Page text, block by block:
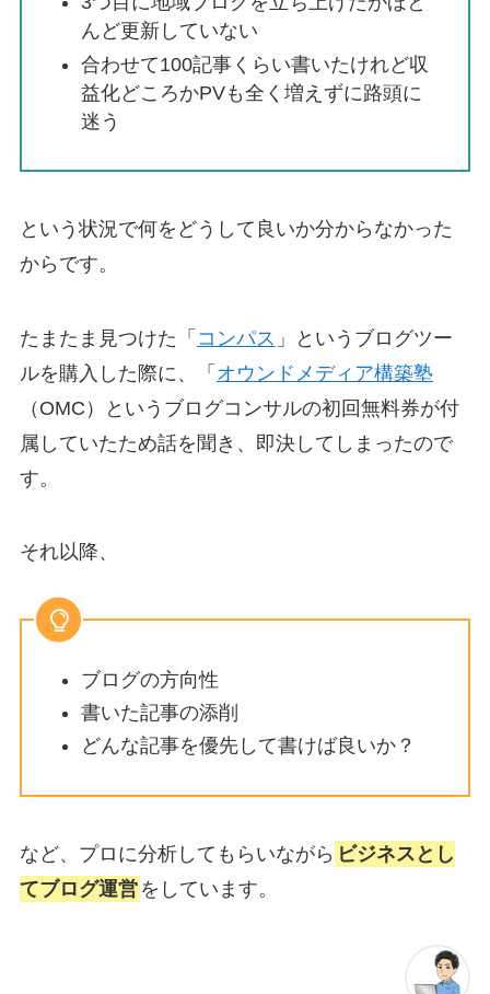
んど更新していない
合わせて100記事くらい書いたけれど収
益化どころかPVも全く増えずに路頭に
迷う
という状況で何をどうして良いか分からなかった
からです。
たまたま見つけた「 コンパス 」というブログツー
ルを購入した際に、「 オウンドメディア構築塾
（OMC）というブログコンサルの初回無料券が付
属していたため話を聞き、即決してしまったので
す。
それ以降、
ブログの方向性
書いた記事の添削
どんな記事を優先して書けば良いか？
など、プロに分析してもらいながら ビジネスとし
てブログ運営 をしています。